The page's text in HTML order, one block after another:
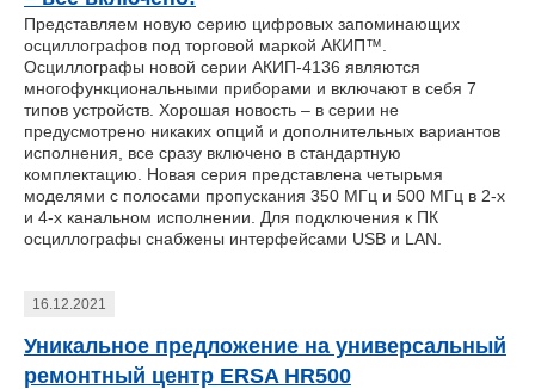
Представляем новую серию цифровых запоминающих
осциллографов под торговой маркой АКИП™.
Осциллографы новой серии АКИП-4136 являются
многофункциональными приборами и включают в себя 7
типов устройств. Хорошая новость – в серии не
предусмотрено никаких опций и дополнительных вариантов
исполнения, все сразу включено в стандартную
комплектацию. Новая серия представлена четырьмя
моделями с полосами пропускания 350 МГц и 500 МГц в 2-х
и 4-х канальном исполнении. Для подключения к ПК
осциллографы снабжены интерфейсами USB и LAN.
16.12.2021
Уникальное предложение на универсальный
ремонтный центр ERSA HR500